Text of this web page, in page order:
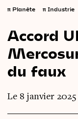
Géopolitique
Le
Vidéos &
π Planète π Industrie
Accord
du faux
Le 8 janvier 2025